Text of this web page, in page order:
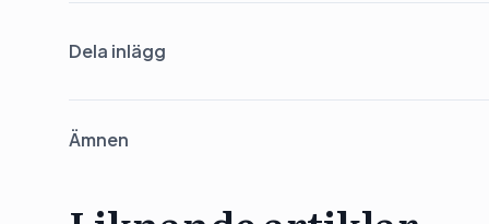
Dela inlägg
Ämnen